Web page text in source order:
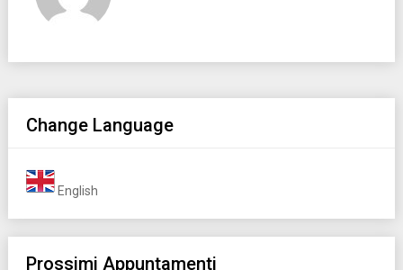
Change Language
English
Prossimi Appuntamenti